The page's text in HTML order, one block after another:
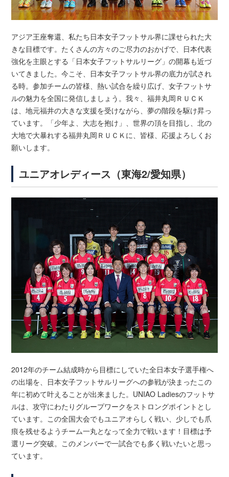
アジア王座奪還、私たち日本女子フットサル界に課せられた大
きな目標です。たくさんの方々のご尽力のおかげで、日本代表
強化を主眼とする「日本女子フットサルリーグ」の開幕も近づ
いてきました。今こそ、日本女子フットサル界の底力が試され
る時。参加チームの皆様、熱い試合を繰り広げ、女子フットサ
ルの魅力を全国に発信しましょう。我々、福井丸岡ＲＵＣＫ
は、地元福井の大きな支援を受けながら、夢の階段を駆け昇っ
ています。「少年よ、大志を抱け」、世界の頂を目指し、北の
大地で大暴れする福井丸岡ＲＵＣＫに、皆様、応援よろしくお
願いします。
ユニアオレディース（東海2/愛知県）
2012年のチーム結成時から目標にしていた全日本女子選手権へ
の出場を、日本女子フットサルリーグへの参戦が決まったこの
年に初めて叶えることが出来ました。UNIAO Ladiesのフットサ
ルは、攻守にわたりグループワークをストロングポイントとし
ています。この全国大会でもユニアオらしく戦い、少しでも爪
痕を残せるようチーム一丸となって全力で戦います！目標は予
選リーグ突破。このメンバーで一試合でも多く戦いたいと思っ
ています。